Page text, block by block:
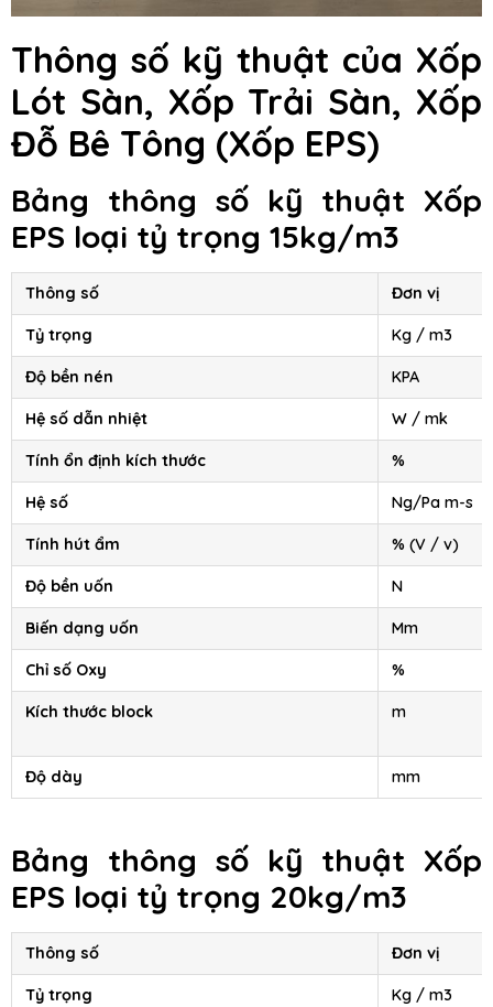
Thông số kỹ thuật của Xốp
Lót Sàn, Xốp Trải Sàn, Xốp
Đỗ Bê Tông (Xốp EPS)
Bảng thông số kỹ thuật Xốp
EPS loại tỷ trọng 15kg/m3
Thông số Đơn vị
Tỷ trọng Kg / m3
Độ bền nén KPA
Hệ số dẫn nhiệt W / mk
Tính ổn định kích thước %
Hệ số Ng/Pa m-s
Tính hút ẩm % (V / v)
Độ bền uốn N
Biến dạng uốn Mm
Chỉ số Oxy %
Kích thước block m
Độ dày mm
Bảng thông số kỹ thuật Xốp
EPS loại tỷ trọng 20kg/m3
Thông số Đơn vị
Tỷ trọng Kg / m3